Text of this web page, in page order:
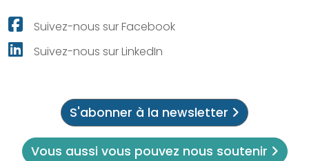
Suivez-nous sur Facebook
Suivez-nous sur LinkedIn
S'abonner à la newsletter
Vous aussi vous pouvez nous soutenir